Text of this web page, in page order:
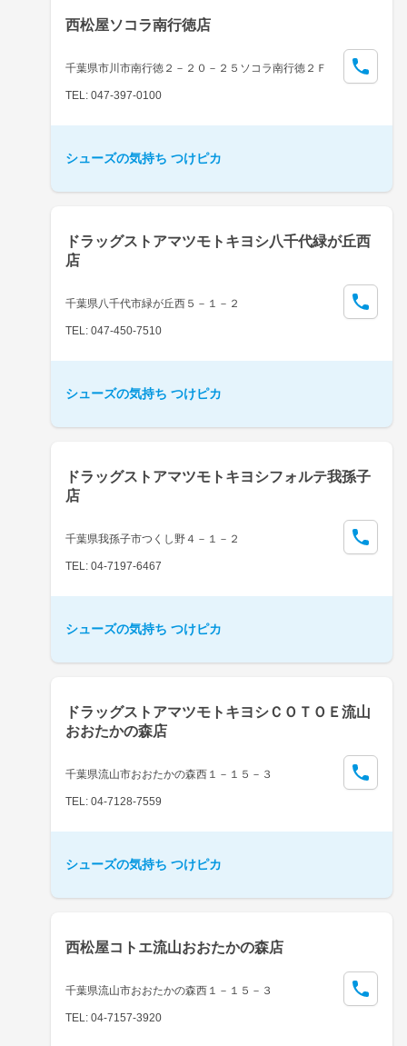
西松屋ソコラ南行徳店
千葉県市川市南行徳２－２０－２５ソコラ南行徳２Ｆ
TEL: 047-397-0100
シューズの気持ち つけピカ
ドラッグストアマツモトキヨシ八千代緑が丘西
店
千葉県八千代市緑が丘西５－１－２
TEL: 047-450-7510
シューズの気持ち つけピカ
ドラッグストアマツモトキヨシフォルテ我孫子
店
千葉県我孫子市つくし野４－１－２
TEL: 04-7197-6467
シューズの気持ち つけピカ
ドラッグストアマツモトキヨシＣＯＴＯＥ流山
おおたかの森店
千葉県流山市おおたかの森西１－１５－３
TEL: 04-7128-7559
シューズの気持ち つけピカ
西松屋コトエ流山おおたかの森店
千葉県流山市おおたかの森西１－１５－３
TEL: 04-7157-3920